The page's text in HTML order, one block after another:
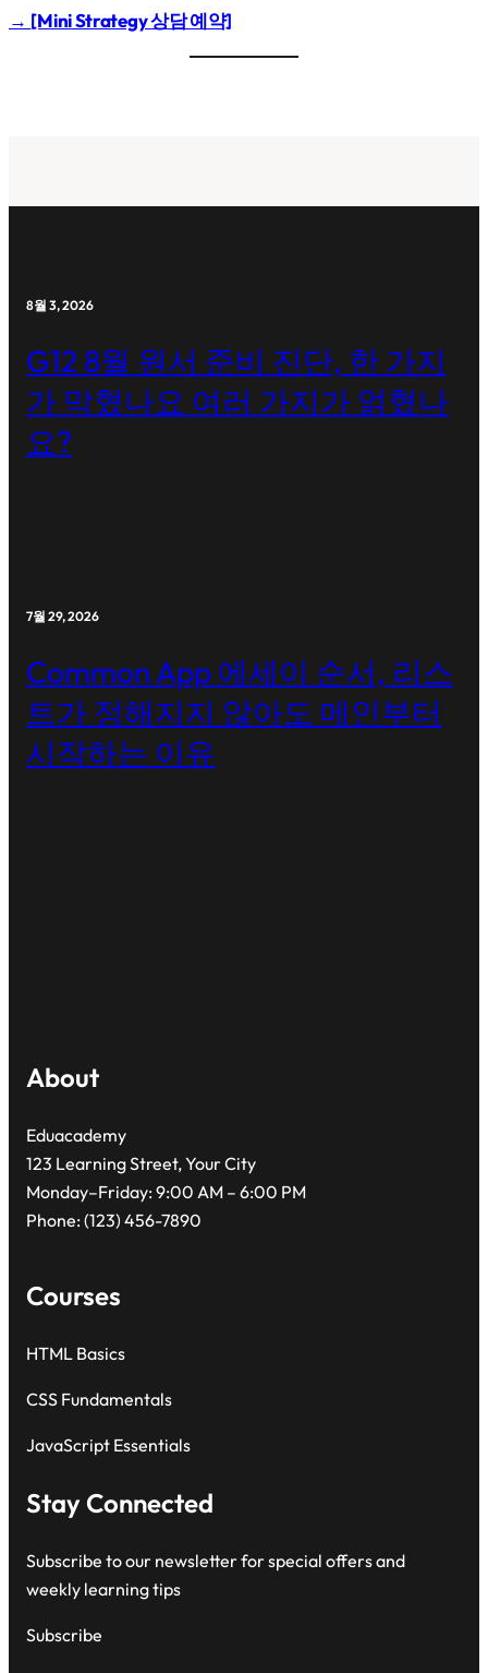
→ [Mini Strategy 상담 예약]
8월 3, 2026
G12 8월 원서 준비 진단, 한 가지
가 막혔나요 여러 가지가 얽혔나
요?
7월 29, 2026
Common App 에세이 순서, 리스
트가 정해지지 않아도 메인부터
시작하는 이유
About
Eduacademy
123 Learning Street, Your City
Monday–Friday: 9:00 AM – 6:00 PM
Phone: (123) 456-7890
Courses
HTML Basics
CSS Fundamentals
JavaScript Essentials
Stay Connected
Subscribe to our newsletter for special offers and
weekly learning tips
Subscribe